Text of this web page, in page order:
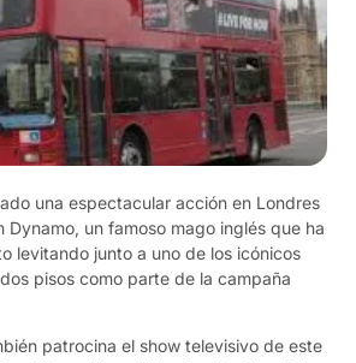
una espectacular acción en Londres
Dynamo, un famoso mago inglés que ha
levitando junto a uno de los icónicos
pisos como parte de la campaña
patrocina el show televisivo de este